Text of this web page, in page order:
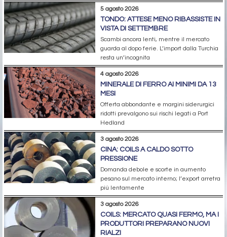
5 agosto 2026
TONDO: ATTESE MENO RIBASSISTE IN
VISTA DI SETTEMBRE
Scambi ancora lenti, mentre il mercato
guarda al dopo ferie. L’import dalla Turchia
resta un’incognita
4 agosto 2026
MINERALE DI FERRO AI MINIMI DA 13
MESI
Offerta abbondante e margini siderurgici
ridotti prevalgono sui rischi legati a Port
Hedland
3 agosto 2026
CINA: COILS A CALDO SOTTO
PRESSIONE
Domanda debole e scorte in aumento
pesano sul mercato interno; l’export arretra
più lentamente
3 agosto 2026
COILS: MERCATO QUASI FERMO, MA I
PRODUTTORI PREPARANO NUOVI
RIALZI